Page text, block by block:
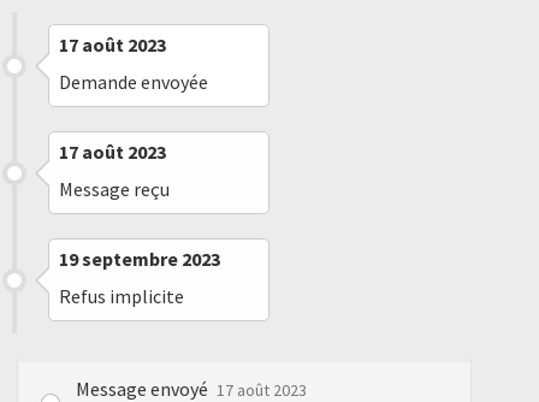
17 août 2023
Demande envoyée
17 août 2023
Message reçu
19 septembre 2023
Refus implicite
Message envoyé 17 août 2023